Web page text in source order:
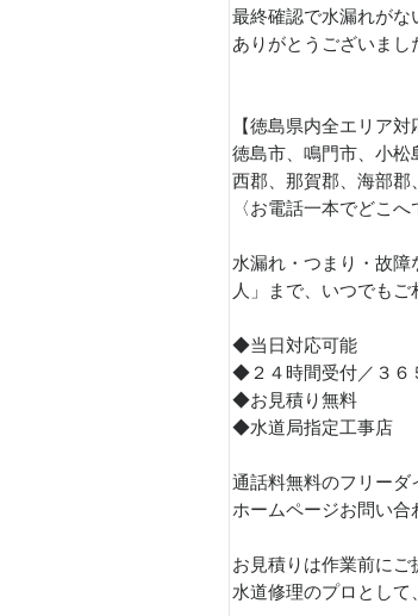
最終確認で水漏れがな
ありがとうございまし
【徳島県内全エリア対
徳島市、鳴門市、小松
西郡、那賀郡、海部郡
〈お電話一本でどこ
水漏れ・つまり・故
人」まで、いつでもご
◆当日対応可能
◆２４時間受付／３６
◆お見積り無料
◆水道局指定工事店
通話料無料のフリーダ
ホームページお問い合
お見積りは作業前にご
水道修理のプロとして